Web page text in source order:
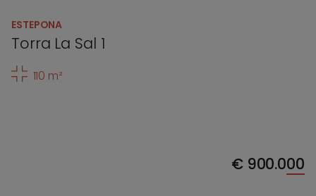
ESTEPONA
Torra La Sal 1
110 m²
€900.000